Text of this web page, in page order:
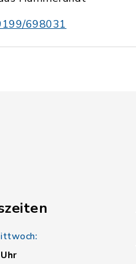
698031